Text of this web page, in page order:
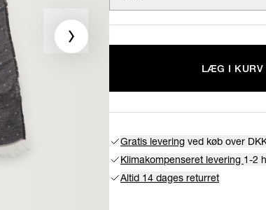
LÆG I KURV
Gratis levering ved køb over
Klimakompenseret levering 1-2
Altid 14 dages returret